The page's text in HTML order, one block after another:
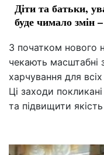
Діти та батьки,
буде чимало змін
З початком нового
чекають масштабні
харчування для
Ці заходи
та підвищити